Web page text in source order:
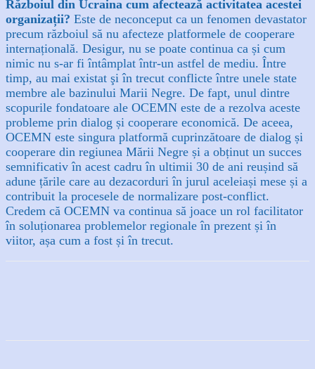
Războiul din Ucraina cum afectează activitatea acestei
organizații? Este de neconceput ca un fenomen devastator
precum războiul să nu afecteze platformele de cooperare
internațională. Desigur, nu se poate continua ca și cum
nimic nu s-ar fi întâmplat într-un astfel de mediu. Între
timp, au mai existat şi în trecut conflicte între unele state
membre ale bazinului Marii Negre. De fapt, unul dintre
scopurile fondatoare ale OCEMN este de a rezolva aceste
probleme prin dialog și cooperare economică. De aceea,
OCEMN este singura platformă cuprinzătoare de dialog și
cooperare din regiunea Mării Negre și a obținut un succes
semnificativ în acest cadru în ultimii 30 de ani reușind să
adune țările care au dezacorduri în jurul aceleiași mese și a
contribuit la procesele de normalizare post-conflict.
Credem că OCEMN va continua să joace un rol facilitator
în soluționarea problemelor regionale în prezent și în
viitor, așa cum a fost și în trecut.